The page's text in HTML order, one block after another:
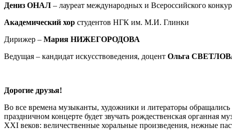
Дениз ОНАЛ – лауреат международных и Всероссийского
Академический хор студентов НГК им. М.И. Глинки
Дирижер – Мария НИЖЕГОРОДОВА
Ведущая – кандидат искусствоведения, доцент Ольга
Дорогие друзья!
Во все времена музыканты, художники и литераторы
праздничном концерте будет звучать рождественская
XXI веков: величественные хоральные произведения, нежные